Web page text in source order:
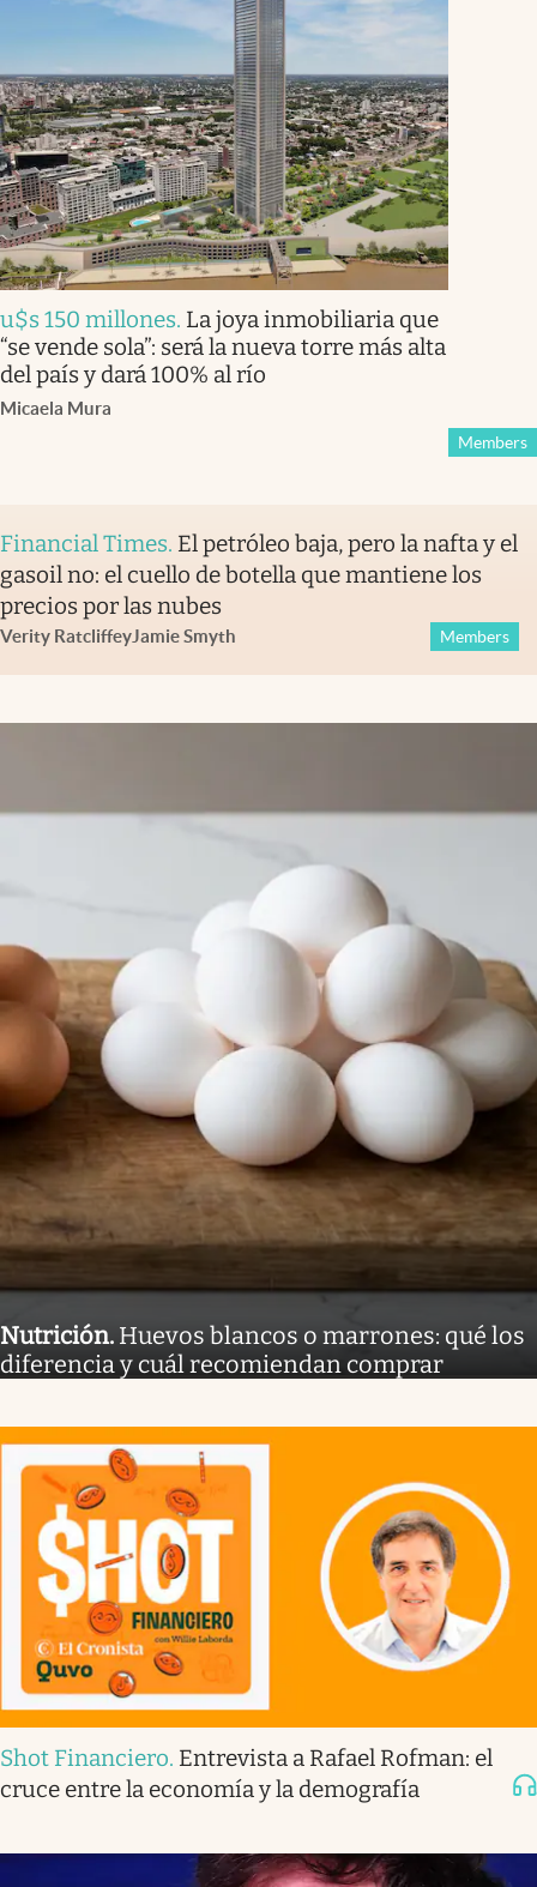
u$s 150 millones. La joya inmobiliaria que
“se vende sola”: será la nueva torre más alta
del país y dará 100% al río
Micaela Mura
Members
Financial Times. El petróleo baja, pero la nafta y el
gasoil no: el cuello de botella que mantiene los
precios por las nubes
Verity RatcliffeyJamie Smyth Members
Nutrición. Huevos blancos o marrones: qué los
diferencia y cuál recomiendan comprar
Shot Financiero. Entrevista a Rafael Rofman: el
cruce entre la economía y la demografía